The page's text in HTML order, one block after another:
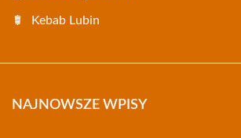
Kebab Lubin
NAJNOWSZE WPISY